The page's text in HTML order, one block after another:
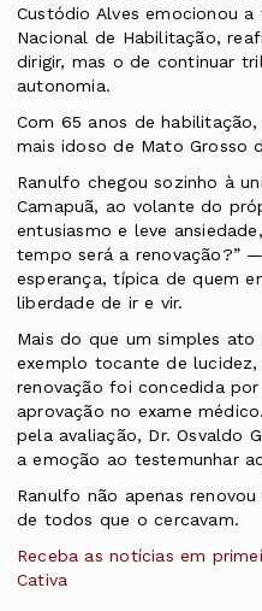
Custódio Alves emocionou
Nacional de Habilitação,
dirigir, mas o de continuar
autonomia.
Com 65 anos de habilitação,
mais idoso de Mato Grosso
Ranulfo chegou sozinho à
Camapuã, ao volante do
entusiasmo e leve
tempo será a renovação?”
esperança, típica de quem
liberdade de ir e vir.
Mais do que um simples
exemplo tocante de lucidez,
renovação foi concedida
aprovação no exame
pela avaliação, Dr. Osvaldo
a emoção ao testemunhar
Ranulfo não apenas
de todos que o cercavam.
Receba as notícias em
Cativa